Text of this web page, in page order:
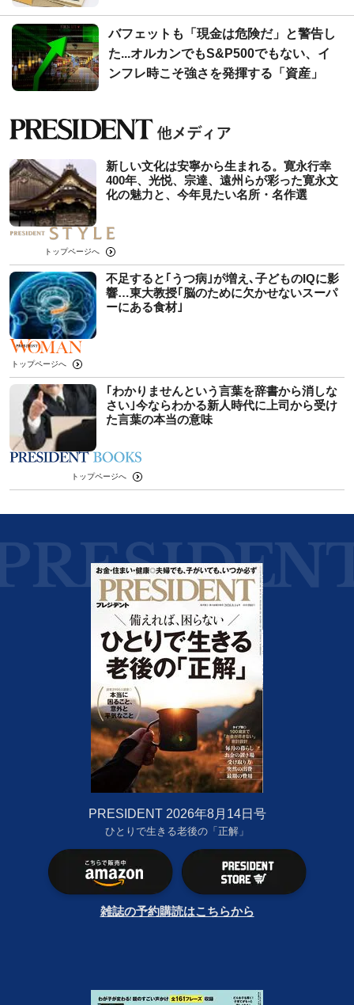
バフェットも「現金は危険だ」と警告し
た...オルカンでもS&P500でもない、イ
ンフレ時こそ強さを発揮する「資産」
新しい文化は安寧から生まれる。寛永行幸
400年、光悦、宗達、遠州らが彩った寛永文
化の魅力と、今年見たい名所・名作選
トップページへ
不足すると｢うつ病｣が増え､子どものIQに影
響…東大教授｢脳のために欠かせないスーパ
ーにある食材｣
トップページへ
｢わかりませんという言葉を辞書から消しな
さい｣今ならわかる新人時代に上司から受け
た言葉の本当の意味
トップページへ
PRESIDENT 2026年8月14日号
ひとりで生きる老後の「正解」
雑誌の予約購読はこちらから